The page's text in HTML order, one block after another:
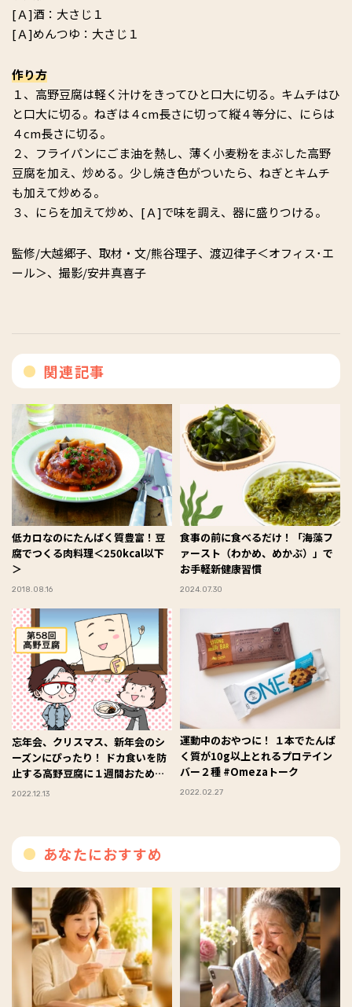
[Ａ]酒：大さじ１
[Ａ]めんつゆ：大さじ１
作り方
１、高野豆腐は軽く汁けをきってひと口大に切る。キムチはひ
と口大に切る。ねぎは４cm長さに切って縦４等分に、にらは
４cm長さに切る。
２、フライパンにごま油を熱し、薄く小麦粉をまぶした高野
豆腐を加え、炒める。少し焼き色がついたら、ねぎとキムチ
も加えて炒める。
３、にらを加えて炒め、[Ａ]で味を調え、器に盛りつける。
監修/大越郷子、取材・文/熊谷理子、渡辺律子＜オフィス･エ
ール＞、撮影/安井真喜子
関連記事
低カロなのにたんぱく質豊富！豆
腐でつくる肉料理＜250kcal以下
＞
2018.08.16
食事の前に食べるだけ！「海藻フ
ァースト（わかめ、めかぶ）」で
お手軽新健康習慣
2024.07.30
忘年会、クリスマス、新年会のシ
ーズンにぴったり！ ドカ食いを防
止する高野豆腐に１週間おため
し！ 【オトナのゆるビューティラ
2022.12.13
運動中のおやつに！ １本でたんぱ
く質が10g以上とれるプロテイン
バー２種 #Omezaトーク
2022.02.27
あなたにおすすめ